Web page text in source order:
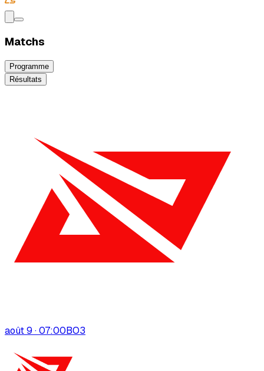
Matchs
Programme
Résultats
août 9 · 07:00BO3